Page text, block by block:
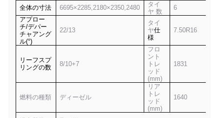
全体の寸法 6695×2285,2180×2350,2480
タイ
ヤ 数
6
アプロー
チ/デパー
チャアング
ル(°)
22/13
タイ
ヤ仕
様
7.50R16
リーフスプ
リングの数
8/10+7
フロ
ント
トレ
ッド
(mm)
1831
燃料の種類 ディーゼル
リア
トレ
ッド
(mm)
1640